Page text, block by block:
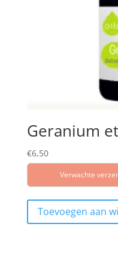
Geranium
€6,50
Verwachte
Toevoegen aan